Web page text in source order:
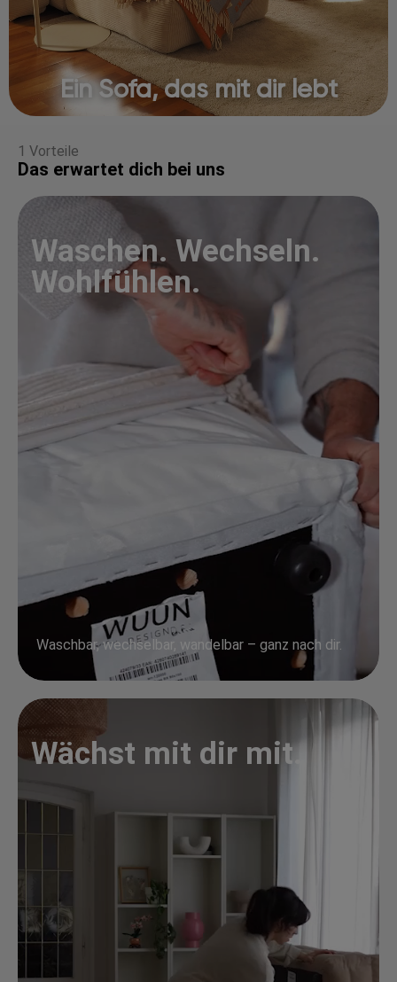
Ein Sofa, das mit dir lebt
1 Vorteile
Das erwartet dich bei uns
Waschen. Wechseln.
Wohlfühlen.
Waschbar, wechselbar, wandelbar – ganz nach dir.
Wächst mit dir mit.